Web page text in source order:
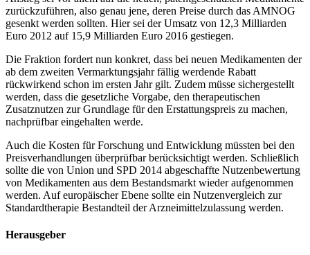
zurückzuführen, also genau jene, deren Preise durch das AMNOG
gesenkt werden sollten. Hier sei der Umsatz von 12,3 Milliarden
Euro 2012 auf 15,9 Milliarden Euro 2016 gestiegen.
Die Fraktion fordert nun konkret, dass bei neuen Medikamenten der
ab dem zweiten Vermarktungsjahr fällig werdende Rabatt
rückwirkend schon im ersten Jahr gilt. Zudem müsse sichergestellt
werden, dass die gesetzliche Vorgabe, den therapeutischen
Zusatznutzen zur Grundlage für den Erstattungspreis zu machen,
nachprüfbar eingehalten werde.
Auch die Kosten für Forschung und Entwicklung müssten bei den
Preisverhandlungen überprüfbar berücksichtigt werden. Schließlich
sollte die von Union und SPD 2014 abgeschaffte Nutzenbewertung
von Medikamenten aus dem Bestandsmarkt wieder aufgenommen
werden. Auf europäischer Ebene sollte ein Nutzenvergleich zur
Standardtherapie Bestandteil der Arzneimittelzulassung werden.
Herausgeber